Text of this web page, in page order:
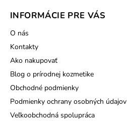
INFORMÁCIE PRE VÁS
O nás
Kontakty
Ako nakupovať
Blog o prírodnej kozmetike
Obchodné podmienky
Podmienky ochrany osobných údajov
Veľkoobchodná spolupráca